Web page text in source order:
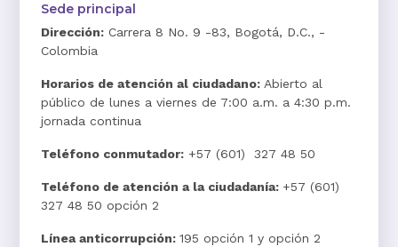
Sede principal
Dirección: Carrera 8 No. 9 -83, Bogotá, D.C., -
Colombia
Horarios de atención al ciudadano: Abierto al
público de lunes a viernes de 7:00 a.m. a 4:30 p.m.
jornada continua
Teléfono conmutador: +57 (601) 327 48 50
Teléfono de atención a la ciudadanía: +57 (601)
327 48 50 opción 2
Línea anticorrupción:195 opción 1 y opción 2